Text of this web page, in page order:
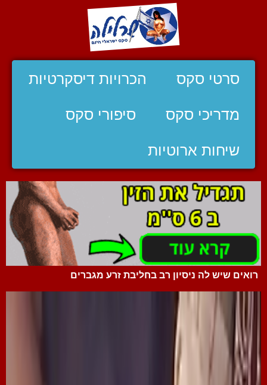
סרטי סקס הכרויות דיסקרטיות
מדריכי סקס סיפורי סקס
שיחות ארוטיות
רואים שיש לה ניסיון רב בחליבת זרע מגברים